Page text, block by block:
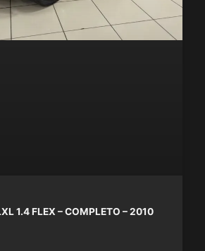
1.4 FLEX – COMPLETO – 2010